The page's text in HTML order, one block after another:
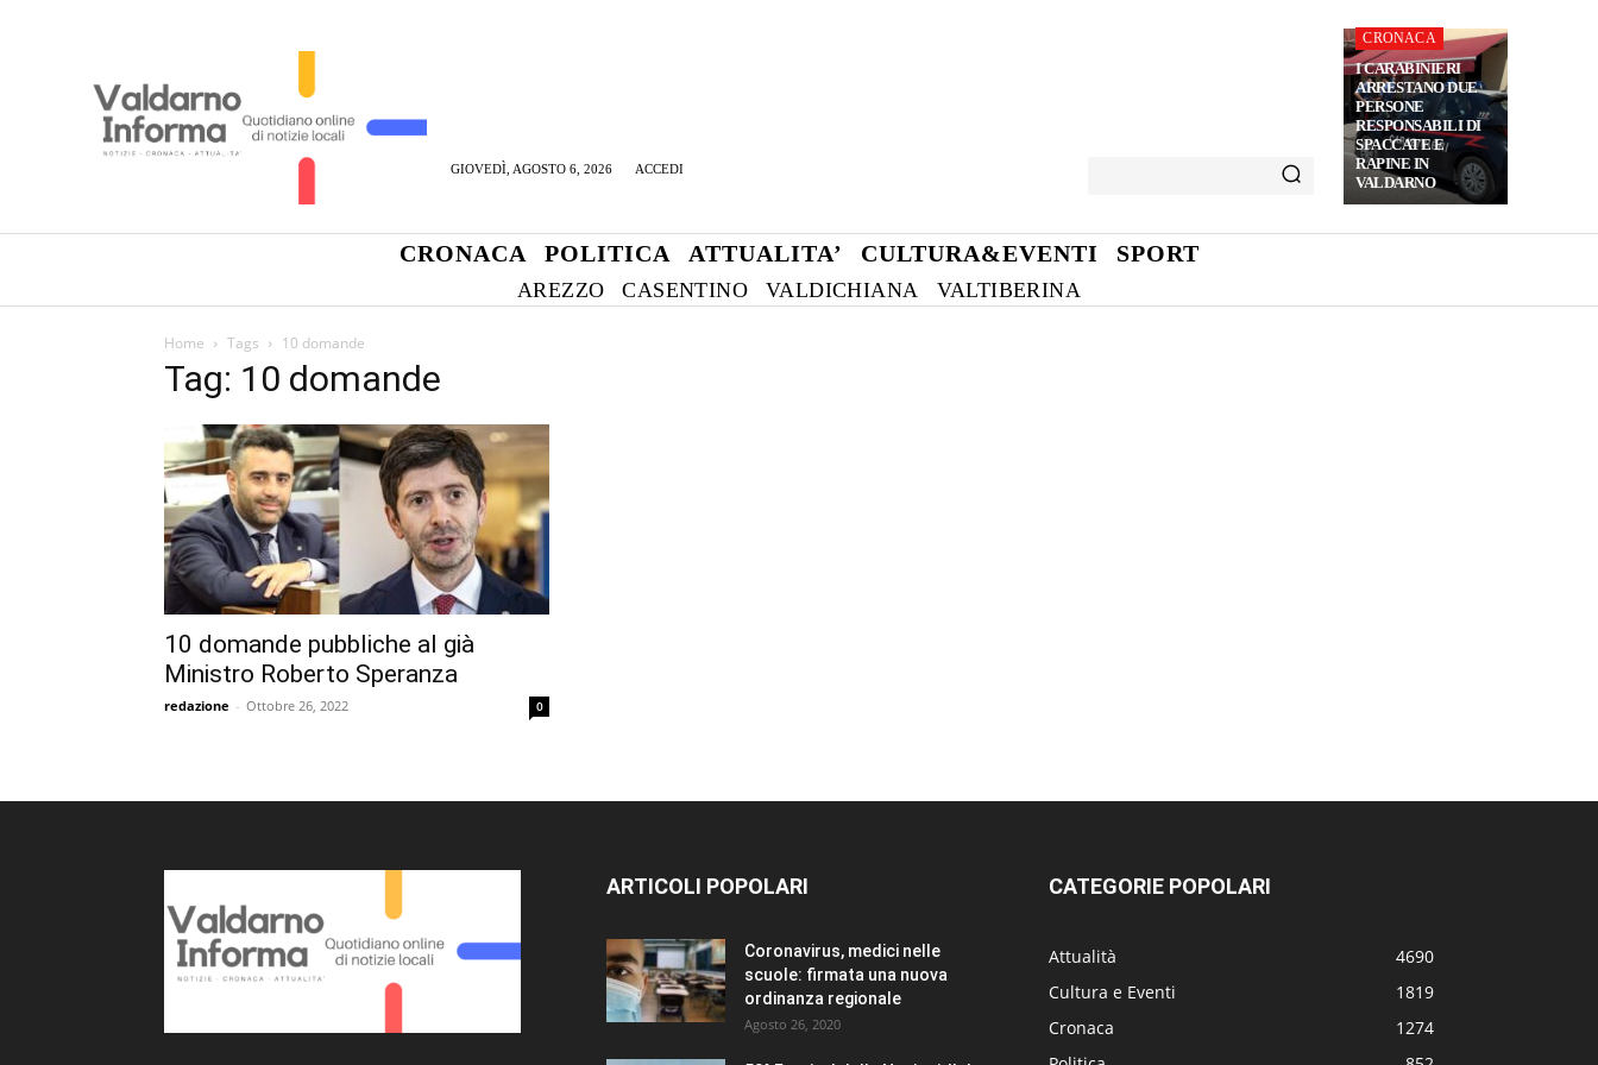
GIOVEDÌ, AGOSTO 6, 2026 ACCEDI
CRONACA
I CARABINIERI
ARRESTANO DUE
PERSONE
RESPONSABILI DI
SPACCATE E
RAPINE IN
VALDARNO
CRONACA POLITICA ATTUALITA’ CULTURA&EVENTI SPORT
AREZZO CASENTINO VALDICHIANA VALTIBERINA
Home Tags 10 domande
Tag: 10 domande
10 domande pubbliche al già
Ministro Roberto Speranza
redazione - Ottobre 26, 2022 0
ARTICOLI POPOLARI
Coronavirus, medici nelle
scuole: firmata una nuova
ordinanza regionale
Agosto 26, 2020
CATEGORIE POPOLARI
Attualità
4690
Cultura e Eventi
1819
Cronaca
1274